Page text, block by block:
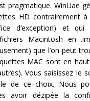
pragmatique. WinUae
HD contrairement
d’exception) et qui
Macintosh en
que l’on peut
MAC sont en
Vous saisissez le
de ce choix. Nous
avoir dézipée la